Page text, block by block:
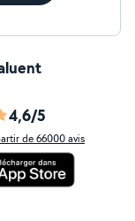
4,6/5
de 66000 avis